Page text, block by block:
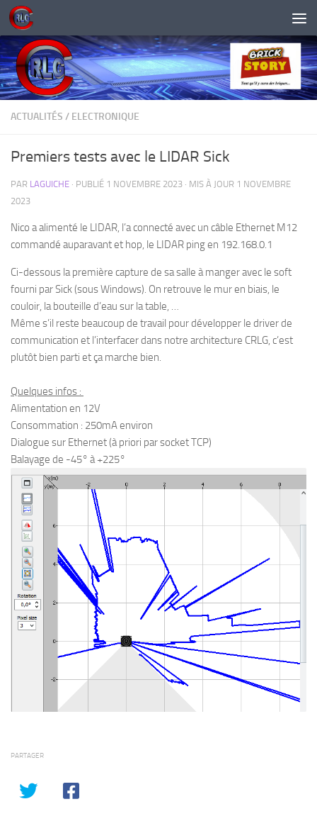
Skip to content
ACTUALITÉS / ELECTRONIQUE
Premiers tests avec le LIDAR Sick
PAR LAGUICHE · PUBLIÉ 1 NOVEMBRE 2023 · MIS À JOUR 1 NOVEMBRE
2023
Nico a alimenté le LIDAR, l’a connecté avec un câble Ethernet M12
commandé auparavant et hop, le LIDAR ping en 192.168.0.1
Ci-dessous la première capture de sa salle à manger avec le soft
fourni par Sick (sous Windows). On retrouve le mur en biais, le
couloir, la bouteille d’eau sur la table, …
Même s’il reste beaucoup de travail pour développer le driver de
communication et l’interfacer dans notre architecture CRLG, c’est
plutôt bien parti et ça marche bien.
Quelques infos :
Alimentation en 12V
Consommation : 250mA environ
Dialogue sur Ethernet (à priori par socket TCP)
Balayage de -45° à +225°
PARTAGER